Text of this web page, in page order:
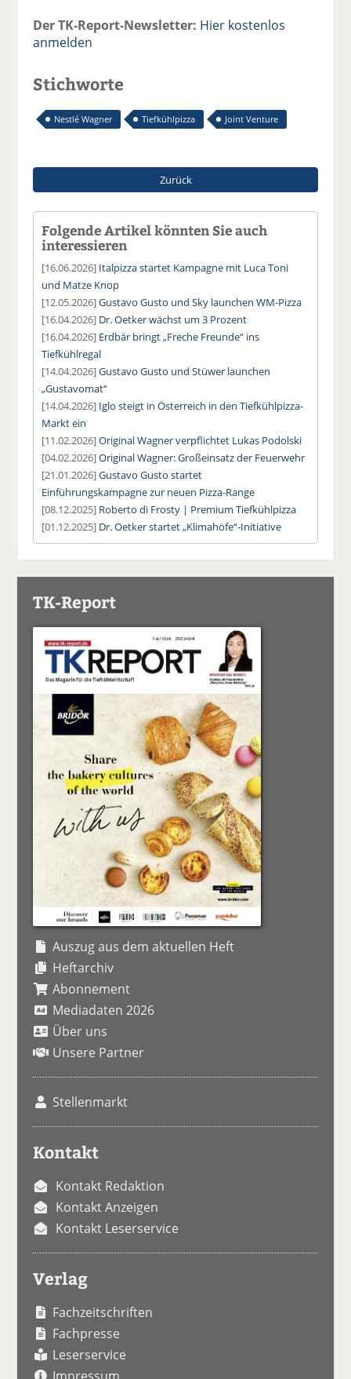
Der TK-Report-Newsletter: Hier kostenlos
anmelden
Stichworte
Nestlé Wagner Tiefkühlpizza Joint Venture
Zurück
Folgende Artikel könnten Sie auch
interessieren
[16.06.2026] Italpizza startet Kampagne mit Luca Toni
und Matze Knop
[12.05.2026]Gustavo Gusto und Sky launchen WM-Pizza
[16.04.2026] Dr. Oetker wächst um 3 Prozent
[16.04.2026] Erdbär bringt „Freche Freunde“ ins
Tiefkühlregal
[14.04.2026]Gustavo Gusto und Stüwer launchen
„Gustavomat“
[14.04.2026] Iglo steigt in Österreich in den Tiefkühlpizza-
Markt ein
[11.02.2026]Original Wagner verpflichtet Lukas Podolski
[04.02.2026]Original Wagner: Großeinsatz der Feuerwehr
[21.01.2026]Gustavo Gusto startet
Einführungskampagne zur neuen Pizza-Range
[08.12.2025] Roberto di Frosty | Premium Tiefkühlpizza
[01.12.2025] Dr. Oetker startet „Klimahöfe“-Initiative
TK-Report
Auszug aus dem aktuellen Heft
Heftarchiv
Abonnement
Mediadaten 2026
Über uns
Unsere Partner
Stellenmarkt
Kontakt
Kontakt Redaktion
Kontakt Anzeigen
Kontakt Leserservice
Verlag
Fachzeitschriften
Fachpresse
Leserservice
Impressum